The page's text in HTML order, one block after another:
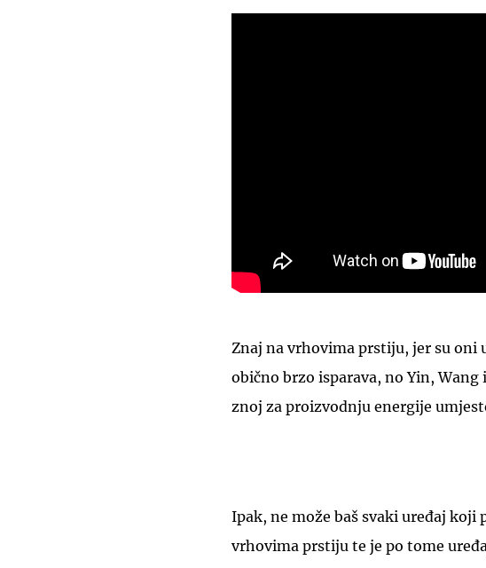
Znaj na vrhovima prstiju, jer su oni
obično brzo isparava, no Yin,
znoj za proizvodnju energije
Ipak, ne može baš svaki uređaj
vrhovima prstiju te je po tome